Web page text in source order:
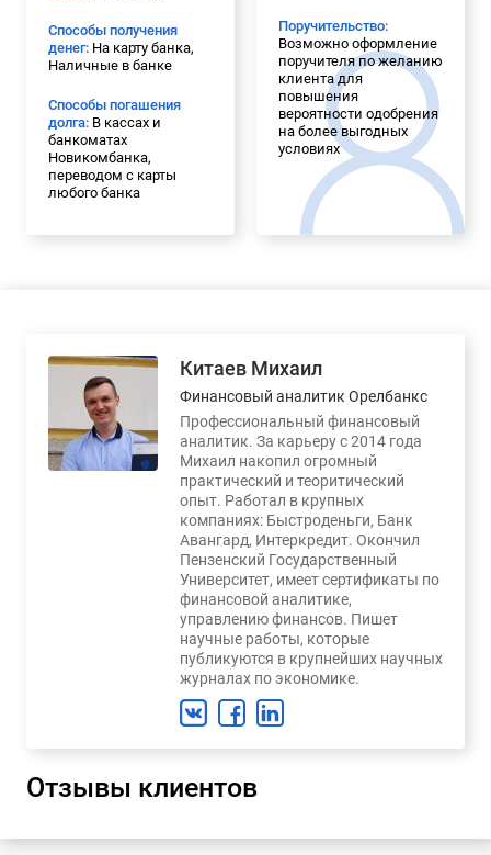
Способы получения
денег: На карту банка,
Наличные в банке
Способы погашения
долга: В кассах и
банкоматах
Новикомбанка,
переводом с карты
любого банка
Поручительство:
Возможно оформление
поручителя по желанию
клиента для
повышения
вероятности одобрения
на более выгодных
условиях
Китаев Михаил
Финансовый аналитик Орелбанкс
Профессиональный финансовый
аналитик. За карьеру с 2014 года
Михаил накопил огромный
практический и теоритический
опыт. Работал в крупных
компаниях: Быстроденьги, Банк
Авангард, Интеркредит. Окончил
Пензенский Государственный
Университет, имеет сертификаты по
финансовой аналитике,
управлению финансов. Пишет
научные работы, которые
публикуются в крупнейших научных
журналах по экономике.
Отзывы клиентов